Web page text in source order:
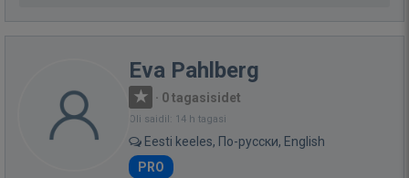
Eva Pahlberg
· 0 tagasisidet
Oli saidil: 14 h tagasi
Eesti keeles, По-русски, English
PRO